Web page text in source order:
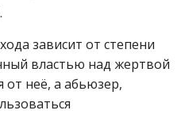
зависит от степени
властью над жертвой
от неё, а абьюзер,